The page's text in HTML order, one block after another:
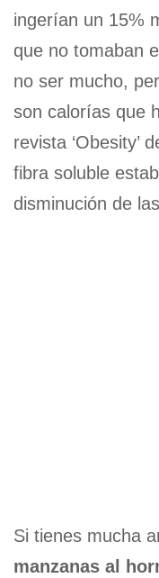
ingerían un 15%
que no tomaban
no ser mucho,
son calorías que
revista ‘Obesity’
fibra soluble
disminución de
Si tienes mucha
manzanas al